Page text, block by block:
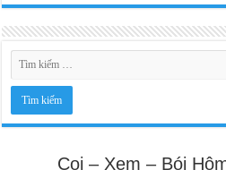
Coi – Xem – Bói